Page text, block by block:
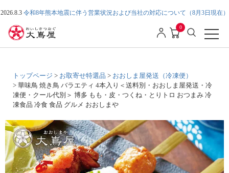
2026.8.3 令和8年熊本地震に伴う営業状況および当社の対応について（8月3日現在）
0
トップページ お取寄せ特選品
おおしま屋発送（冷凍便）
華味鳥 焼き鳥 バラエティ 4本入り＜送料別・おおしま屋発送・冷
凍便・クール代別＞ 博多 もも・皮・つくね・とりトロ おつまみ 冷
凍食品 冷食 食品 グルメ おおしまや